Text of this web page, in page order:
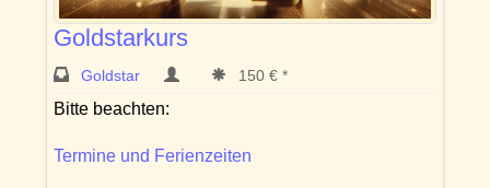
Goldstarkurs
Goldstar 150 € *
Bitte beachten:
Termine und Ferienzeiten